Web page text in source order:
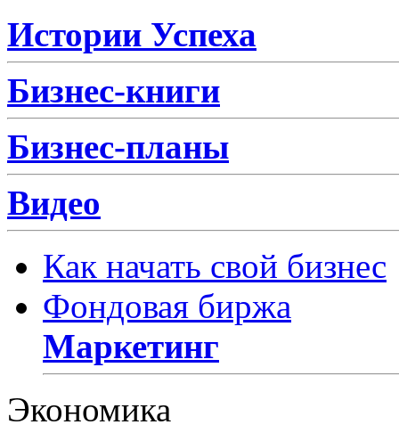
Истории Успеха
Бизнес-книги
Бизнес-планы
Видео
Как начать свой бизнес
Фондовая биржа
Маркетинг
Экономика